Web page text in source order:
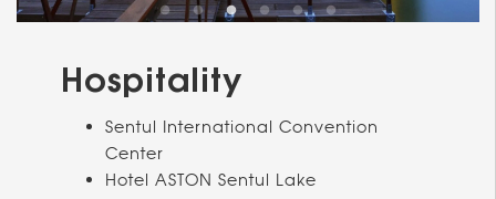
Hospitality
Sentul International Convention
Center
Hotel ASTON Sentul Lake